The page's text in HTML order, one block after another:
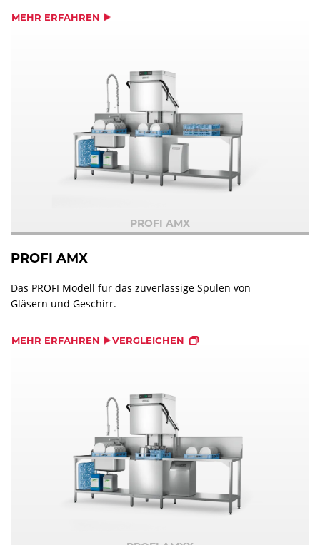
kompakten Konstruktion nicht mehr Platz als eine
MEHR ERFAHREN
PROFI AMX
PROFI AMX
Das PROFI Modell für das zuverlässige Spülen von
Gläsern und Geschirr.
MEHR ERFAHREN VERGLEICHEN